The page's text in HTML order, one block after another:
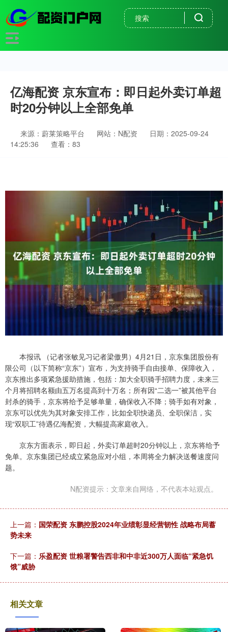
亿海配资 京东宣布：即日起外卖订单超
时20分钟以上全部免单
来源：蔚莱策略平台 网站：N配资
日期：2025-09-24
14:25:36
查看：83
本报讯 （记者张敏见习记者梁傲男）4月21日，京东集团股份有
限公司（以下简称“京东”）宣布，为支持骑手自由接单、保障收入，
京东推出多项紧急援助措施，包括：加大全职骑手招聘力度，未来三
个月将招聘名额由五万名提高到十万名；所有因“二选一”被其他平台
封杀的骑手，京东将给予足够单量，确保收入不降；骑手如有对象，
京东可以优先为其对象安排工作，比如全职快递员、全职保洁，实
现“双职工”待遇亿海配资，大幅提高家庭收入。
京东方面表示，即日起，外卖订单超时20分钟以上，京东将给予
免单。京东集团已经成立紧急应对小组，本周将全力解决送餐速度问
题。
N配资提示：文章来自网络，不代表本站观点。
上一篇： 国荣配资 东鹏控股2024年业绩彰显经营韧性 战略布局蓄
势未来
下一篇： 乐盈配资 世粮署警告西非和中非近300万人面临“紧急饥
饿”威胁
相关文章